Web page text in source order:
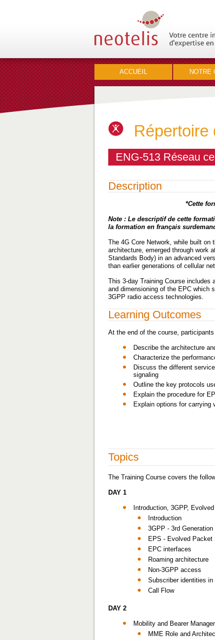
ACCUEIL NOTRE
Répertoire
ENG-513 Réseau
Description
*Cette
Note : Le descriptif de cette
la formation en français
The 4G Core Network, while built on
architecture, emerged through work
Standards Body) in an advanced
than earlier generations of cellular
This 3-day Training Course
and dimensioning of the EPC which
3GPP radio access technologies.
Learning Outcomes
At the end of the course,
Describe the architecture
Characterize the
Discuss the different
signaling
Outline the key protocols
Explain the procedure for
Explain options for carrying
Topics
The Training Course covers the
DAY 1
Introduction, 3GPP,
Introduction
3GPP - 3rd
EPS - Evolved Packet
EPC interfaces
Roaming architecture
Non-3GPP access
Subscriber identities
Call Flow
DAY 2
Mobility and Bearer
MME Role and